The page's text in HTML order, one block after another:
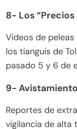
8- Los “Precios
Videos de
los tianguis de
pasado 5 y 6 de
9-
Reportes de
vigilancia de alta